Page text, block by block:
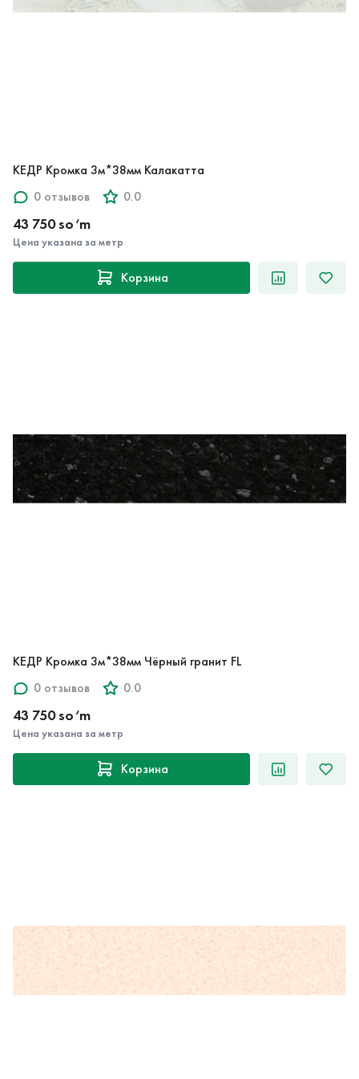
КЕДР Кромка 3м*38мм Калакатта
0 отзывов
0.0
43 750 so‘m
Цена указана за метр
Корзина
КЕДР Кромка 3м*38мм Чёрный гранит FL
0 отзывов
0.0
43 750 so‘m
Цена указана за метр
Корзина